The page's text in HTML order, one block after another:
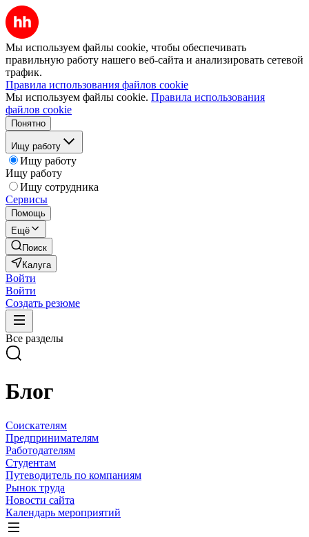
Мы используем файлы cookie, чтобы обеспечивать
правильную работу нашего веб-сайта и анализировать сетевой
трафик.
Правила использования файлов cookie
Мы используем файлы cookie. Правила использования
файлов cookie
Понятно
Ищу работу
Ищу работу
Ищу работу
Ищу сотрудника
Сервисы
Помощь
Ещё
Поиск
Калуга
Войти
Войти
Создать резюме
Все разделы
Блог
Соискателям
Предпринимателям
Работодателям
Студентам
Путеводитель по компаниям
Рынок труда
Новости сайта
Календарь мероприятий